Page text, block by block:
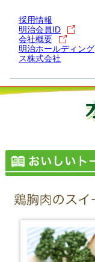
採用情報
明治会員ID
会社概要
明治ホールディング
ス株式会社